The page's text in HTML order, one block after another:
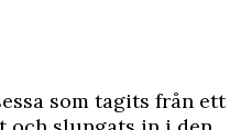
som tagits från ett